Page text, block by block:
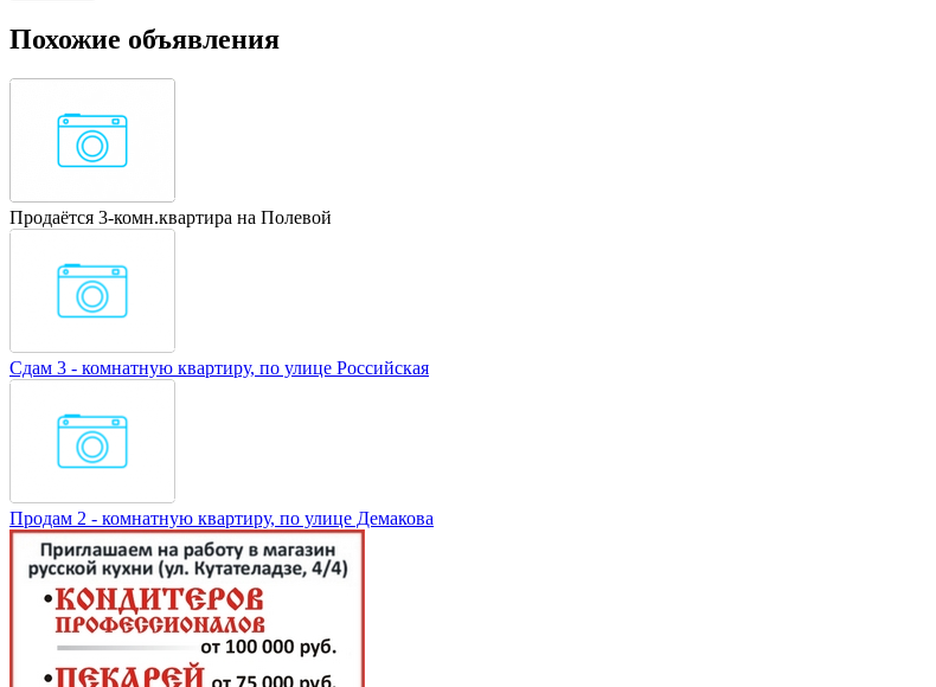
Похожие объявления
Продаётся 3-комн.квартира на Полевой
Сдам 3 - комнатную квартиру, по улице Российская
Продам 2 - комнатную квартиру, по улице Демакова